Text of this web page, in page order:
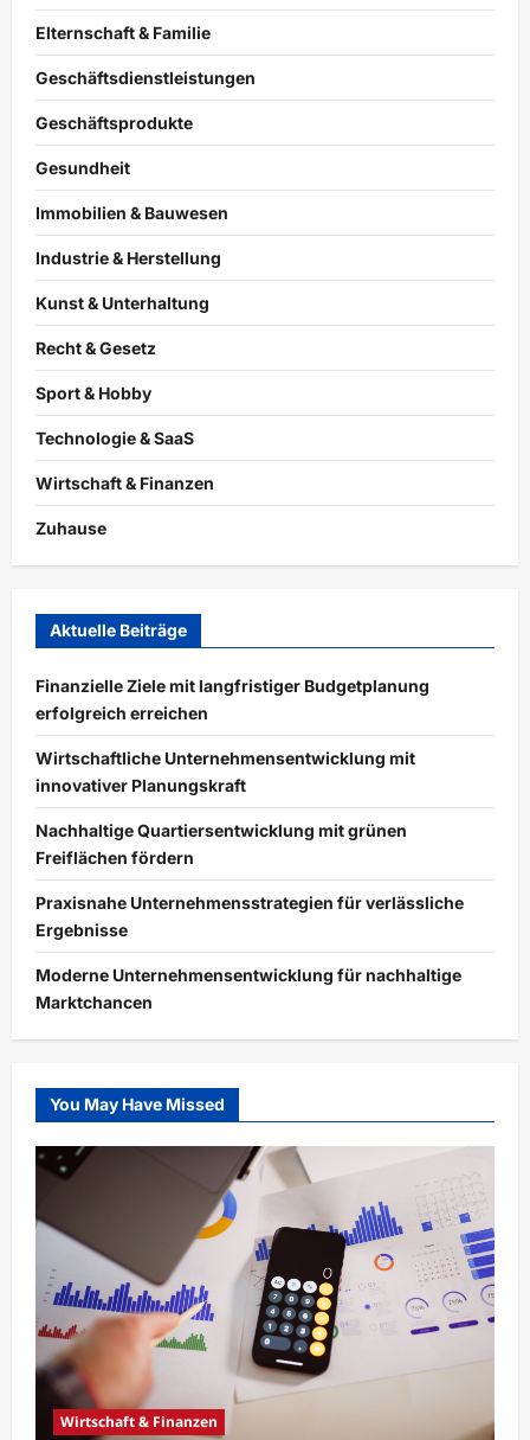
Elternschaft & Familie
Geschäftsdienstleistungen
Geschäftsprodukte
Gesundheit
Immobilien & Bauwesen
Industrie & Herstellung
Kunst & Unterhaltung
Recht & Gesetz
Sport & Hobby
Technologie & SaaS
Wirtschaft & Finanzen
Zuhause
Aktuelle Beiträge
Finanzielle Ziele mit langfristiger Budgetplanung
erfolgreich erreichen
Wirtschaftliche Unternehmensentwicklung mit
innovativer Planungskraft
Nachhaltige Quartiersentwicklung mit grünen
Freiflächen fördern
Praxisnahe Unternehmensstrategien für verlässliche
Ergebnisse
Moderne Unternehmensentwicklung für nachhaltige
Marktchancen
You May Have Missed
Wirtschaft & Finanzen